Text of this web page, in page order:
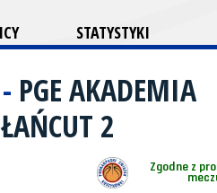
STATYSTYKI
- PGE AKADEMIA
2
Zgodne z